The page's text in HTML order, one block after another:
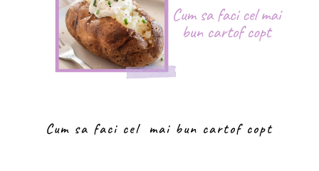
Cum sa faci cel mai bun cartof copt